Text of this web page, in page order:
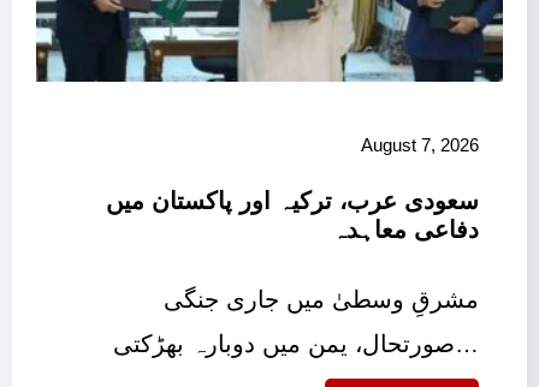
August 7, 2026
سعودی عرب، ترکیہ اور پاکستان میں
دفاعی معاہدہ
مشرقِ وسطیٰ میں جاری جنگی
صورتحال، یمن میں دوبارہ بھڑکتی…